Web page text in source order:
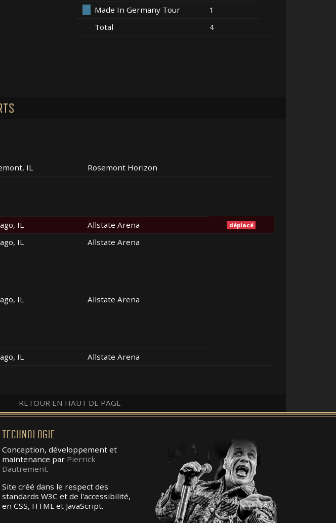
Made In Germany Tour
1
Total
4
IL Rosemont Horizon
IL Allstate Arena déplacé
IL Allstate Arena
IL Allstate Arena
IL Allstate Arena
RETOUR EN HAUT DE PAGE
TECHNOLOGIE
Conception, développement et
maintenance par Pierrick
Dautrement.
Site créé dans le respect des
standards W3C et de l'accessibilité,
en CSS, HTML et JavaScript.